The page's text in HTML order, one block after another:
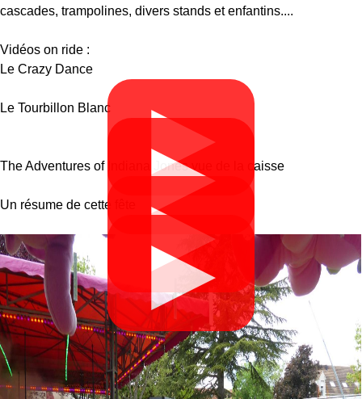
cascades, trampolines, divers stands et enfantins....
Vidéos on ride :
Le Crazy Dance
▶
Le Tourbillon Blanc
▶
The Adventures of Indiana Jones vue de la caisse
▶
Un résume de cette fête
▶